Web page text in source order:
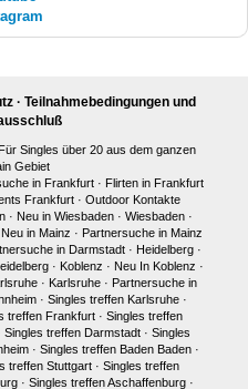
· Teilnahmebedingungen und
Singles über 20 aus dem ganzen
Gebiet
in Frankfurt · Flirten in Frankfurt
Frankfurt · Outdoor Kontakte
· Neu in Wiesbaden· Wiesbaden·
Neu in Mainz · Partnersuche in Mainz
in Darmstadt· Heidelberg·
· Koblenz · Neu In Koblenz ·
· Karlsruhe· Partnersuche in
· Singles treffen Karlsruhe·
treffen Frankfurt · Singles treffen
Singles treffen Darmstadt· Singles
· Singles treffen Baden Baden·
treffen Stuttgart· Singles treffen
· Singles treffen Aschaffenburg·